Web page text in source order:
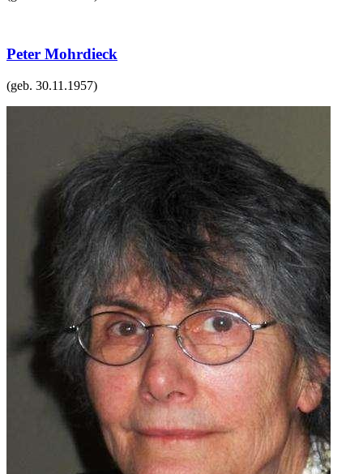
Peter Mohrdieck
(geb. 30.11.1957)